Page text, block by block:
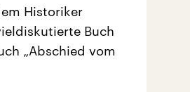
Historiker
Buch
„Abschied vom